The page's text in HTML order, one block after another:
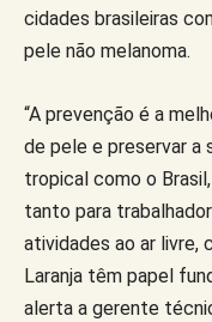
cidades brasileiras
pele não melanoma.
“A prevenção é a
de pele e preservar a
tropical como o
tanto para
atividades ao ar livre,
Laranja têm papel
alerta a gerente